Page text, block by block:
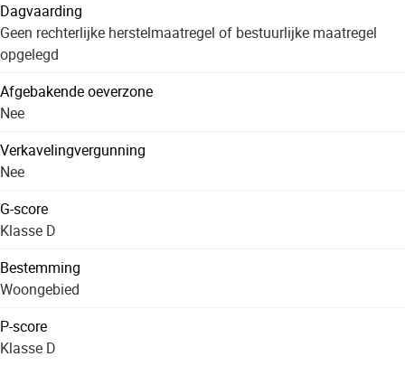
Dagvaarding
Geen rechterlijke herstelmaatregel of bestuurlijke maatregel
opgelegd
Afgebakende oeverzone
Nee
Verkavelingvergunning
Nee
G-score
Klasse D
Bestemming
Woongebied
P-score
Klasse D